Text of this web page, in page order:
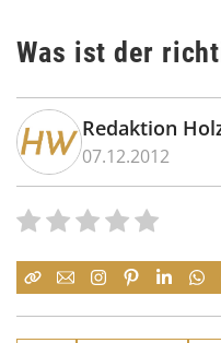
Was ist der
Redaktion
07.12.2012